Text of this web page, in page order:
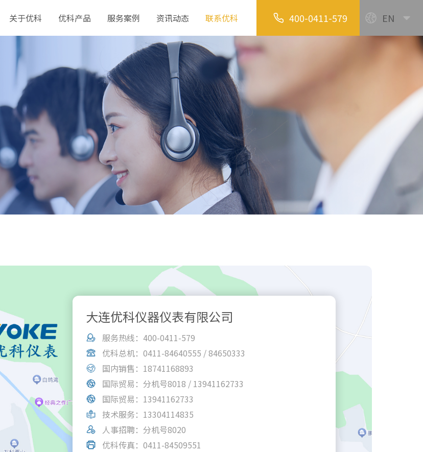
关于优科 优科产品 服务案例 资讯动态 联系优科 400-0411-579 EN
大连优科仪器仪表有限公司
服务热线：400-0411-579
优科总机：0411-84640555 / 84650333
国内销售：18741168893
国际贸易：分机号8018 / 13941162733
国际贸易：13941162733
技术服务：13304114835
人事招聘：分机号8020
优科传真：0411-84509551